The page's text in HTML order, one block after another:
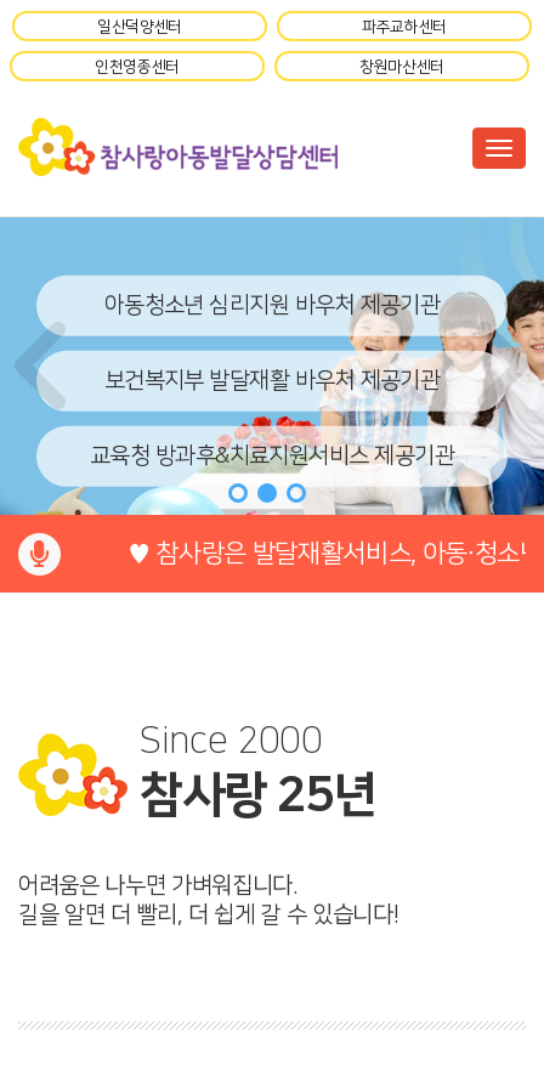
일산덕양센터 파주교하센터
인천영종센터 창원마산센터
아동청소년 심리지원 바우처 제공기관
보건복지부 발달재활 바우처 제공기관
교육청 방과후&치료지원서비스 제공기관
♥ 참사랑은 발달재활서비스, 아동∙청소
Since 2000
참사랑 25년
어려움은 나누면 가벼워집니다.
길을 알면 더 빨리, 더 쉽게 갈 수 있습니다!